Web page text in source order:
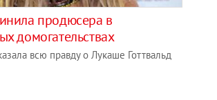
продюсера в
домогательствах
всю правду о Лукаше Готтвальд